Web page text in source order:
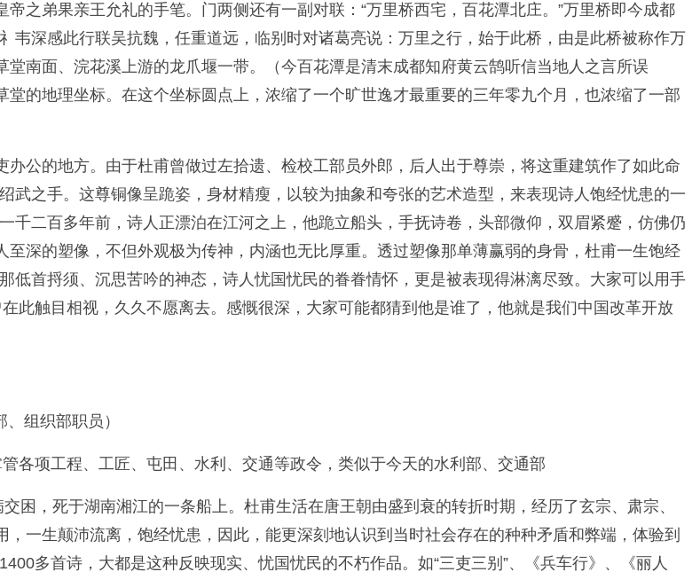
之弟果亲王允礼的手笔。门两侧还有一副对联：“万里桥西宅，百花潭北庄。”万里桥即今成都
韦深感此行联吴抗魏，任重道远，临别时对诸葛亮说：万里之行，始于此桥，由是此桥被称作万
南面、浣花溪上游的龙爪堰一带。（今百花潭是清末成都知府黄云鹄听信当地人之言所误
的地理坐标。在这个坐标圆点上，浓缩了一个旷世逸才最重要的三年零九个月，也浓缩了一部
办公的地方。由于杜甫曾做过左拾遗、检校工部员外郎，后人出于尊崇，将这重建筑作了如此命
之手。这尊铜像呈跪姿，身材精瘦，以较为抽象和夸张的艺术造型，来表现诗人饱经忧患的一
二百多年前，诗人正漂泊在江河之上，他跪立船头，手抚诗卷，头部微仰，双眉紧蹙，仿佛仍
深的塑像，不但外观极为传神，内涵也无比厚重。透过塑像那单薄赢弱的身骨，杜甫一生饱经
首捋须、沉思苦吟的神态，诗人忧国忧民的眷眷情怀，更是被表现得淋漓尽致。大家可以用手
触目相视，久久不愿离去。感慨很深，大家可能都猜到他是谁了，他就是我们中国改革开放
组织部职员）
各项工程、工匠、屯田、水利、交通等政令，类似于今天的水利部、交通部
困，死于湖南湘江的一条船上。杜甫生活在唐王朝由盛到衰的转折时期，经历了玄宗、肃宗、
一生颠沛流离，饱经忧患，因此，能更深刻地认识到当时社会存在的种种矛盾和弊端，体验到
多首诗，大都是这种反映现实、忧国忧民的不朽作品。如“三吏三别”、《兵车行》、《丽人